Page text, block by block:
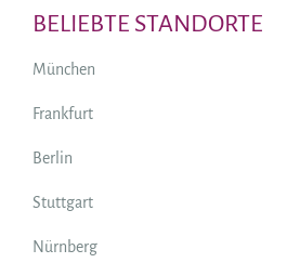
BELIEBTE STANDORTE
München
Frankfurt
Berlin
Stuttgart
Nürnberg